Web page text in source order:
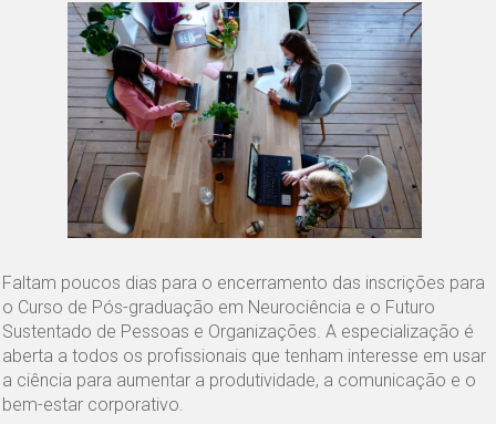
Faltam poucos dias para o encerramento das inscrições para
o Curso de Pós-graduação em Neurociência e o Futuro
Sustentado de Pessoas e Organizações. A especialização é
aberta a todos os profissionais que tenham interesse em usar
a ciência para aumentar a produtividade, a comunicação e o
bem-estar corporativo.